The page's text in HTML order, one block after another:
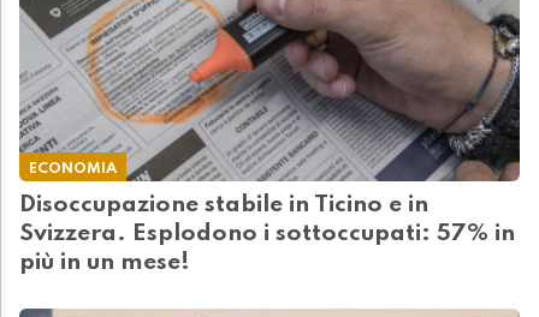
ECONOMIA
Disoccupazione stabile in Ticino e in
Svizzera. Esplodono i sottoccupati: 57% in
più in un mese!